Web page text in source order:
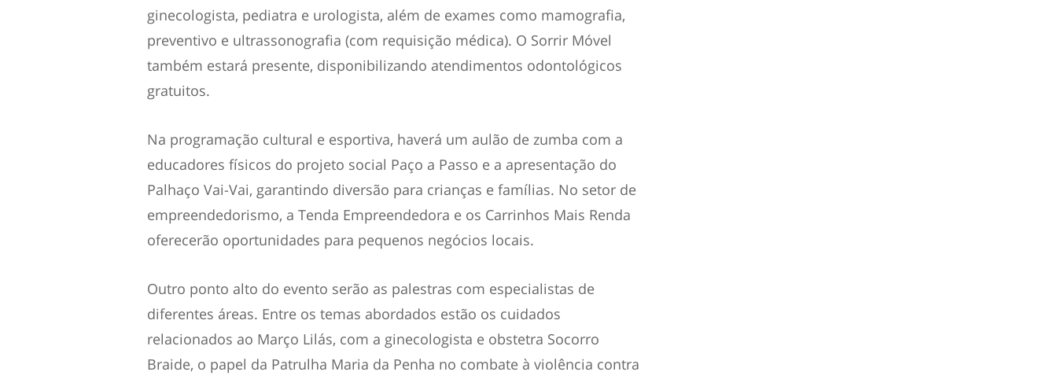
ginecologista, pediatra e urologista, além de exames como mamografia,
preventivo e ultrassonografia (com requisição médica). O Sorrir Móvel
também estará presente, disponibilizando atendimentos odontológicos
gratuitos.
Na programação cultural e esportiva, haverá um aulão de zumba com a
educadores físicos do projeto social Paço a Passo e a apresentação do
Palhaço Vai-Vai, garantindo diversão para crianças e famílias. No setor de
empreendedorismo, a Tenda Empreendedora e os Carrinhos Mais Renda
oferecerão oportunidades para pequenos negócios locais.
Outro ponto alto do evento serão as palestras com especialistas de
diferentes áreas. Entre os temas abordados estão os cuidados
relacionados ao Março Lilás, com a ginecologista e obstetra Socorro
Braide, o papel da Patrulha Maria da Penha no combate à violência contra